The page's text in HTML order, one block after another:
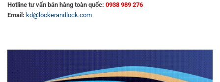
Hotline tư vấn bán hàng toàn quốc: 0938 989 276
Email: kd@lockerandlock.com